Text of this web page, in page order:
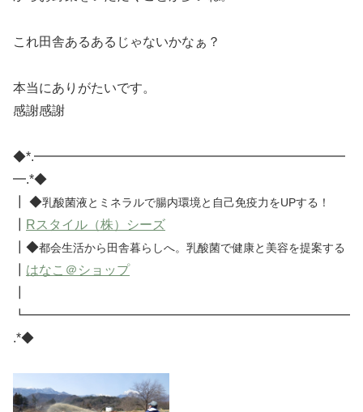
これ田舎あるあるじゃないかなぁ？
本当にありがたいです。
感謝感謝
◆*.━━━━━━━━━━━━━━━━━━━━━━━━
━.*◆
┃ ◆乳酸菌液とミネラルで腸内環境と自己免疫力をUPする！
Rスタイル（株）シーズ
┃◆都会生活から田舎暮らしへ。乳酸菌で健康と美容を提案する
はなこ＠ショップ
┗━━━━━━━━━━━━━━━━━━━━━━━━━
.*◆